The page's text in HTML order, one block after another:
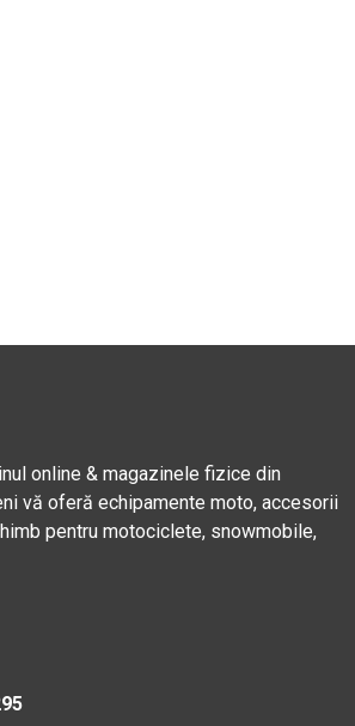
online & magazinele fizice din
vă oferă echipamente moto, accesorii
pentru motociclete, snowmobile,